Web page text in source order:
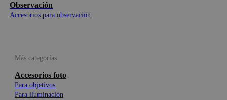
Observación
Accesorios para observación
Más categorías
Accesorios foto
Para objetivos
Para iluminación